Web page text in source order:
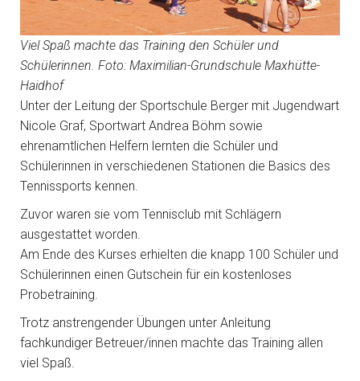
Viel Spaß machte das Training den Schüler und
Schülerinnen. Foto: Maximilian-Grundschule Maxhütte-
Haidhof
Unter der Leitung der Sportschule Berger mit Jugendwart
Nicole Graf, Sportwart Andrea Böhm sowie
ehrenamtlichen Helfern lernten die Schüler und
Schülerinnen in verschiedenen Stationen die Basics des
Tennissports kennen.
Zuvor waren sie vom Tennisclub mit Schlägern
ausgestattet worden.
Am Ende des Kurses erhielten die knapp 100 Schüler und
Schülerinnen einen Gutschein für ein kostenloses
Probetraining.
Trotz anstrengender Übungen unter Anleitung
fachkundiger Betreuer/innen machte das Training allen
viel Spaß.